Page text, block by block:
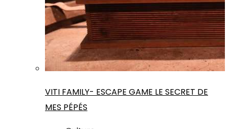
VITI FAMILY- ESCAPE GAME LE SECRET DE
MES PÉPÉS